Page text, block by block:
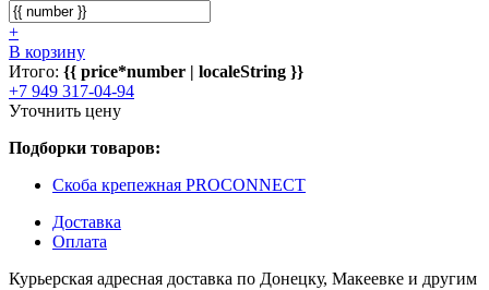
+
В корзину
Итого: {{ price*number | localeString }}
+7 949 317-04-94
Уточнить цену
Подборки товаров:
Скоба крепежная PROCONNECT
Доставка
Оплата
Курьерская адресная доставка по Донецку, Макеевке и другим